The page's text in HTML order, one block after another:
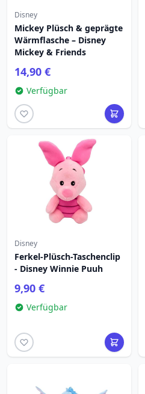
Disney
Mickey Plüsch & geprägte
Wärmflasche – Disney
Mickey & Friends
14,90 €
Verfügbar
Disney
Ferkel-Plüsch-Taschenclip
- Disney Winnie Puuh
9,90 €
Verfügbar